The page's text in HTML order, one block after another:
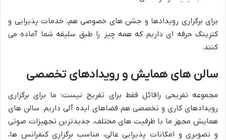
برای برگزاری رویدادها و جشن های خصوصی هم، خدمات پذیرایی و
کترینگ حرفه ای داریم که همه چیز را طبق سلیقه شما آماده می
کنند.
سالن های همایش و رویدادهای تخصصی
مجموعه تفریحی رافائل فقط برای تفریح نیست؛ ما برای برگزاری
رویدادهای کاری و تخصصی هم فضاهای ایده آلی داریم. سالن های
همایش مجهز ما با ظرفیت های مختلف، جدیدترین تجهیزات صوتی
و تصویری و امکانات پذیرایی عالی، مناسب برگزاری کنفرانس ها،